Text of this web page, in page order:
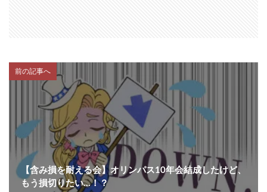
前の記事へ
【含み損を耐える会】オリンパス10年会結成したけど、
もう損切りたい…！？